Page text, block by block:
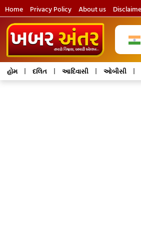
Home Privacy Policy About us
હોમ દલિત આદિવાસી ઓબીસી